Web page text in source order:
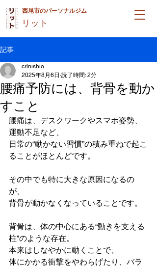
西尾市のパーソナルジム
リット
記事
腰痛予防には、背骨を動か
すこと
crlnishio
2025年8月6日 読了時間: 2分
腰痛は、デスクワークやスマホ姿勢、
運動不足など、
日常の“動かない習慣”の積み重ねで起こ
ることがほとんどです。
その中でも特に大きな原因になるの
が、
背骨が動かなくなっていることです。
背骨は、体の中心にある“動きを支える
柱”のような存在。
本来はしなやかに動くことで、
体にかかる衝撃をやわらげたり、バラ